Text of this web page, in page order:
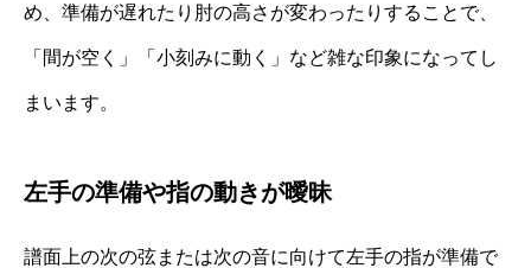
め、準備が遅れたり肘の高さが変わったりすることで、
「間が空く」「小刻みに動く」など雑な印象になってし
まいます。
左手の準備や指の動きが曖昧
譜面上の次の弦または次の音に向けて左手の指が準備で